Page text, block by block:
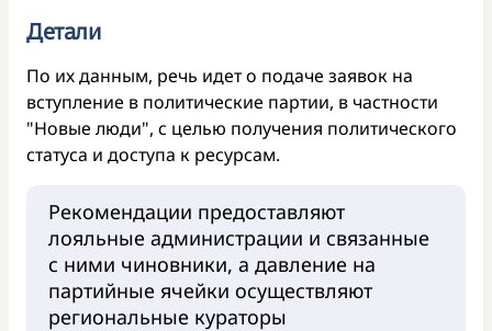
Детали
По их данным, речь идет о подаче заявок на
вступление в политические партии, в частности
"Новые люди", с целью получения политического
статуса и доступа к ресурсам.
Рекомендации предоставляют
лояльные администрации и связанные
с ними чиновники, а давление на
партийные ячейки осуществляют
региональные кураторы